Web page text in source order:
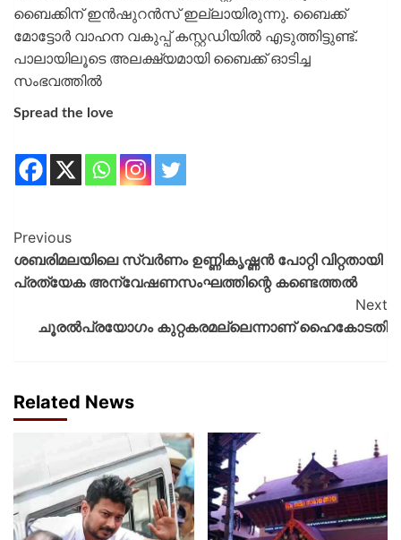
ബൈക്കിന് ഇൻഷുറൻസ് ഇല്ലായിരുന്നു. ബൈക്ക്
മോട്ടോർ വാഹന വകുപ്പ് കസ്റ്റഡിയിൽ എടുത്തിട്ടുണ്ട്.
പാലായിലൂടെ അലക്ഷ്യമായി ബൈക്ക് ഓടിച്ച
സംഭവത്തിൽ
Spread the love
Previous
ശബരിമലയിലെ സ്വർണം ഉണ്ണികൃഷ്ണൻ പോറ്റി വിറ്റതായി
പ്രത്യേക അന്വേഷണസംഘത്തിന്റെ കണ്ടെത്തൽ
Next
ചൂരൽപ്രയോഗം കുറ്റകരമല്ലെന്നാണ് ഹൈകോടതി
Related News